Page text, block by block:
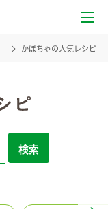
かぼちゃの人気レシピ
検索